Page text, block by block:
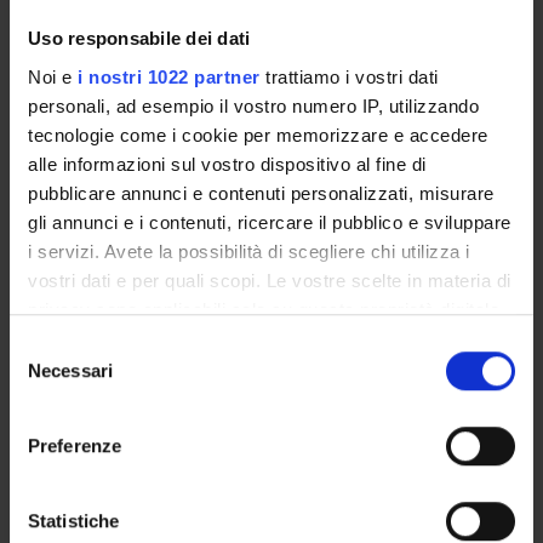
Uso responsabile dei dati
Noi e i nostri 1022 partner trattiamo i vostri dati
personali, ad esempio il vostro numero IP, utilizzando
tecnologie come i cookie per memorizzare e accedere
alle informazioni sul vostro dispositivo al fine di
pubblicare annunci e contenuti personalizzati, misurare
gli annunci e i contenuti, ricercare il pubblico e sviluppare
i servizi. Avete la possibilità di scegliere chi utilizza i
vostri dati e per quali scopi. Le vostre scelte in materia di
privacy sono applicabili solo su questa proprietà digitale
modificare o revocare il proprio consenso in qualsiasi
momento dalla Dichiarazione sui cookie o facendo clic
raccogliere informazioni sulla tua posizione
delNecessari
Preferenze
Statistiche
Biochimica e Biologia Molecolare
Biochemistry & Molecular Biology (DBT) (DBT)
Proteomica strutturale, funzionale e di espressione
Biochemistry & Molecular Biology (DM) (DM)
Biochimica e Biologia Molecolare
Biochemistry & Molecular Biology (DM) (DM)
Proteomica strutturale, funzionale e di espressione
Biochemistry & Molecular Biology (DNBM) (DNBM)
Biochemistry & Molecular Biology (DNBM) (DNBM)
Biochemistry & Molecular Biology (DSVR) (DSVR)